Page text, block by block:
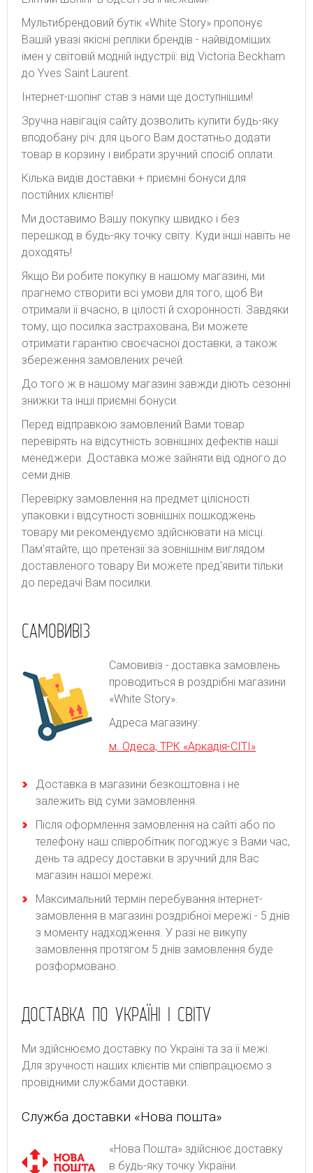
Мультибрендовий бутік «White Story» пропонує
Вашій увазі якісні репліки брендів - найвідоміших
імен у світовій модній індустрії: від Victoria Beckham
до Yves Saint Laurent.
Інтернет-шопінг став з нами ще доступнішим!
Зручна навігація сайту дозволить купити будь-яку
вподобану річ: для цього Вам достатньо додати
товар в корзину і вибрати зручний спосіб оплати.
Кілька видів доставки + приємні бонуси для
постійних клієнтів!
Ми доставимо Вашу покупку швидко і без
перешкод в будь-яку точку світу. Куди інші навіть не
доходять!
Якщо Ви робите покупку в нашому магазині, ми
прагнемо створити всі умови для того, щоб Ви
отримали її вчасно, в цілості й схоронності. Завдяки
тому, що посилка застрахована, Ви можете
отримати гарантію своєчасної доставки, а також
збереження замовлених речей.
До того ж в нашому магазині завжди діють сезонні
знижки та інші приємні бонуси.
Перед відправкою замовлений Вами товар
перевірять на відсутність зовнішніх дефектів наші
менеджери. Доставка може зайняти від одного до
семи днів.
Перевірку замовлення на предмет цілісності
упаковки і відсутності зовнішніх пошкоджень
товару ми рекомендуємо здійснювати на місці.
Пам'ятайте, що претензії за зовнішнім виглядом
доставленого товару Ви можете пред'явити тільки
до передачі Вам посилки.
САМОВИВІЗ
Самовивіз - доставка замовлень
проводиться в роздрібні магазини
«White Story».
Адреса магазину:
м. Одеса, ТРК «Аркадія-СІТІ»
Доставка в магазини безкоштовна і не
залежить від суми замовлення.
Після оформлення замовлення на сайті або по
телефону наш співробітник погоджує з Вами час,
день та адресу доставки в зручний для Вас
магазин нашої мережі.
Максимальний термін перебування інтернет-
замовлення в магазині роздрібної мережі - 5 днів
з моменту надходження. У разі не викупу
замовлення протягом 5 днів замовлення буде
розформовано.
ДОСТАВКА ПО УКРАЇНІ І СВІТУ
Ми здійснюємо доставку по Україні та за її межі.
Для зручності наших клієнтів ми співпрацюємо з
провідними службами доставки.
Служба доставки «Нова пошта»
«Нова Пошта» здійснює доставку
в будь-яку точку України.